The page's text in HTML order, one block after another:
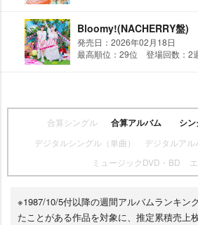
Bloomy!(NACHERRY盤)
発売日：2026年02月18日
最高順位：29位 登場回数：2
合算シングル 合算アルバム シ
デジタルシングル（単曲） デジタルアル
ミュージックDVD・BD
※1987/10/5付以降の週間アルバムランキン
たことがある作品を対象に、推定累積売上